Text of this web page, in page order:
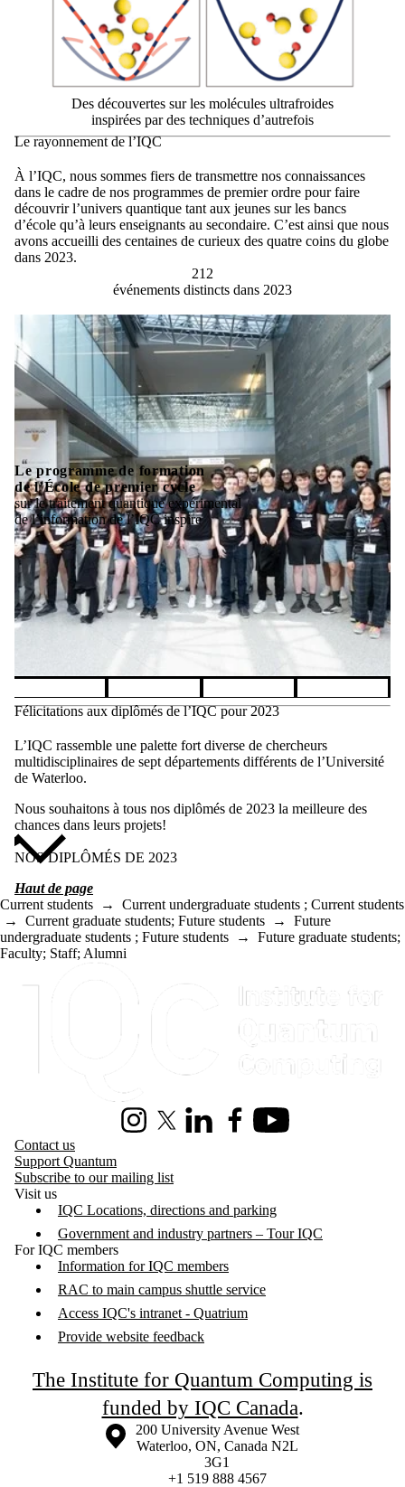
Des découvertes sur les molécules ultrafroides
inspirées par des techniques d’autrefois
Le rayonnement de l’IQC
À l’IQC, nous sommes fiers de transmettre nos connaissances
dans le cadre de nos programmes de premier ordre pour faire
découvrir l’univers quantique tant aux jeunes sur les bancs
d’école qu’à leurs enseignants au secondaire. C’est ainsi que nous
avons accueilli des centaines de curieux des quatre coins du globe
dans 2023.
212
événements distincts dans 2023
formation
cycle
expérimental
l’IQC inspire
La Quantum
de l’IQC franchit le
Pause banner slideshow
Félicitations aux diplômés de l’IQC pour 2023
L’IQC rassemble une palette fort diverse de chercheurs
multidisciplinaires de sept départements différents de l’Université
de Waterloo.
Nous souhaitons à tous nos diplômés de 2023 la meilleure des
chances dans leurs projets!
NOS DIPLÔMÉS DE 2023
Haut de page
Current students → Current undergraduate students ; Current students
→ Current graduate students; Future students → Future
undergraduate students ; Future students → Future graduate students;
Faculty; Staff; Alumni
InstagramX (formerly Twitter)
LinkedInFacebookYoutube
Contact us
Support Quantum
Subscribe to our mailing list
Visit us
IQC Locations, directions and parking
Government and industry partners – Tour IQC
For IQC members
Information for IQC members
RAC to main campus shuttle service
Access IQC's intranet - Quatrium
Provide website feedback
The Institute for Quantum Computing is
funded by IQC Canada.
Information about the University of Waterloo
Campus map
200 University Avenue West
Waterloo, ON, Canada N2L
3G1
+1 519 888 4567